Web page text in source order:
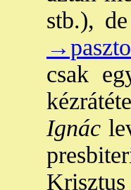
stb.),
csak
Ignác
Krisztus